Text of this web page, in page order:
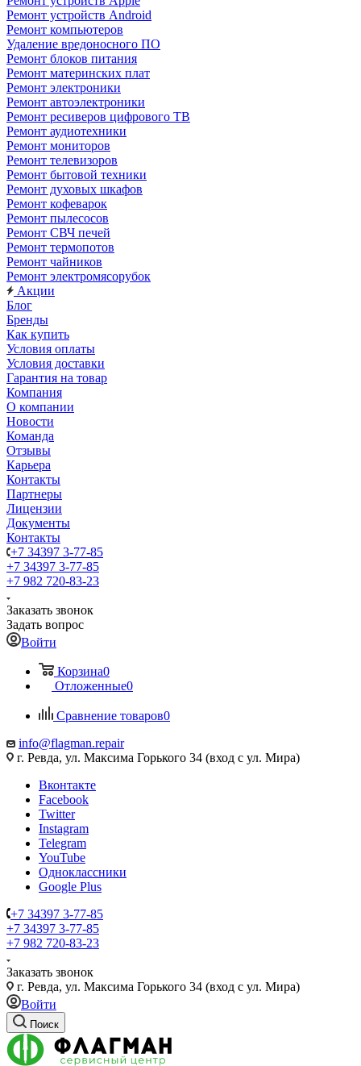
Ремонт устройств Android
Ремонт компьютеров
Удаление вредоносного ПО
Ремонт блоков питания
Ремонт материнских плат
Ремонт электроники
Ремонт автоэлектроники
Ремонт ресиверов цифрового ТВ
Ремонт аудиотехники
Ремонт мониторов
Ремонт телевизоров
Ремонт бытовой техники
Ремонт духовых шкафов
Ремонт кофеварок
Ремонт пылесосов
Ремонт СВЧ печей
Ремонт термопотов
Ремонт чайников
Ремонт электромясорубок
Акции
Блог
Бренды
Как купить
Условия оплаты
Условия доставки
Гарантия на товар
Компания
О компании
Новости
Команда
Отзывы
Карьера
Контакты
Партнеры
Лицензии
Документы
Контакты
+7 34397 3-77-85
+7 34397 3-77-85
+7 982 720-83-23
Заказать звонок
Задать вопрос
Войти
Корзина0
Отложенные0
Сравнение товаров0
info@flagman.repair
г. Ревда, ул. Максима Горького 34 (вход с ул. Мира)
Вконтакте
Facebook
Twitter
Instagram
Telegram
YouTube
Одноклассники
Google Plus
+7 34397 3-77-85
+7 34397 3-77-85
+7 982 720-83-23
Заказать звонок
г. Ревда, ул. Максима Горького 34 (вход с ул. Мира)
Войти
Поиск